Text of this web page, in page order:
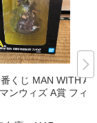
くじ MAN WITH A
ンウィズ A賞 フィ